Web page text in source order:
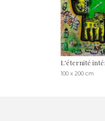
L'éternité
100 x 200 cm